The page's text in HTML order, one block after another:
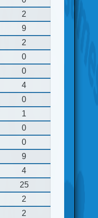
2
9
2
0
0
4
0
1
0
0
9
4
25
2
2